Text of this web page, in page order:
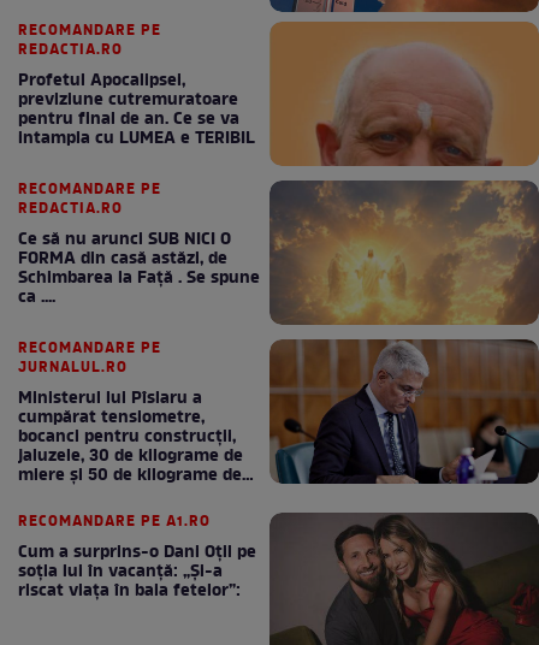
RECOMANDARE PE
REDACTIA.RO
Profetul Apocalipsei,
previziune cutremuratoare
pentru final de an. Ce se va
intampla cu LUMEA e TERIBIL
RECOMANDARE PE
REDACTIA.RO
Ce să nu arunci SUB NICI O
FORMA din casă astăzi, de
Schimbarea la Față . Se spune
ca ....
RECOMANDARE PE
JURNALUL.RO
Ministerul lui Pîslaru a
cumpărat tensiometre,
bocanci pentru construcții,
jaluzele, 30 de kilograme de
miere și 50 de kilograme de
RECOMANDARE PE A1.RO
Cum a surprins-o Dani Oțil pe
soția lui în vacanță: „Și-a
riscat viața în baia fetelor”: